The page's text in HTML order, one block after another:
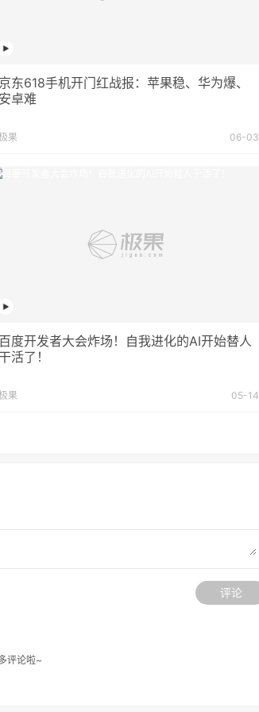
京东618手机开门红战报：苹果稳、华为爆、
安卓难
果 06-03
百度开发者大会炸场！自我进化的AI开始替人
活了！
果 05-14
评论
评论啦~